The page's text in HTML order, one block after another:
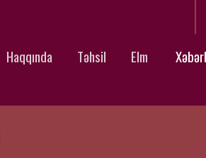
Haqqında Təhsil Elm